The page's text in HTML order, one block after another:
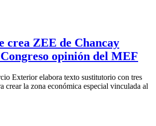
crea ZEE de Chancay
opinión del MEF
Exterior elabora texto sustitutorio con tres
crear la zona económica especial vinculada al